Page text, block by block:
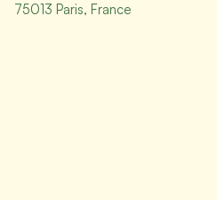
75013 Paris, France